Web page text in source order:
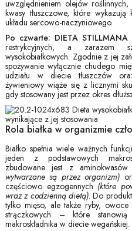
uwzględnieniem olejów
kwasy tłuszczowe, które
układu sercowo-naczyniowego.
Po czwarte: DIETA STILLMANA
restrykcyjnych, a zarazem
wysokobiałkowych. Zgodnie z jej
spożywanie wyłącznie chudego
udziału w diecie tłuszczów
żywieniowy wiąże się z licznymi
gdy stosowany jest przez okres
Rola białka w organizmie
Białko spełnia wiele ważnych
jeden z podstawowych
zbudowane jest z aminokwasów
wytwarzane są przez organizm)
częściowo egzogennych (które
wraz z codzienną dietą). Do
tylko mięso, ale także ryby,
strączkowych – które stanowią
makroskładnika w diecie wegańskiej.